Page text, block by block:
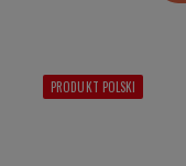
PRODUKT POLSKI